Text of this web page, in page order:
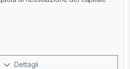
Dettagli